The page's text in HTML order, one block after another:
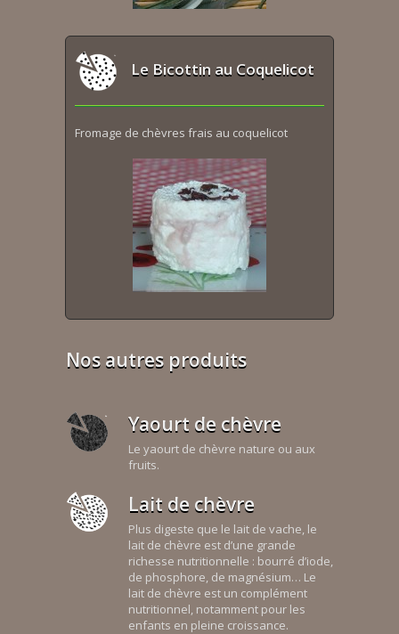
Le Bicottin au Coquelicot
Fromage de chèvres frais au coquelicot
Nos autres produits
Yaourt de chèvre
Le yaourt de chèvre nature ou aux
fruits.
Lait de chèvre
Plus digeste que le lait de vache, le
lait de chèvre est d’une grande
richesse nutritionnelle : bourré d’iode,
de phosphore, de magnésium… Le
lait de chèvre est un complément
nutritionnel, notamment pour les
enfants en pleine croissance.